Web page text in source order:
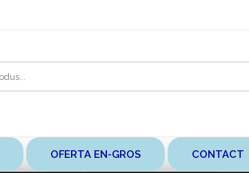
OFERTA EN-GROS CONTACT